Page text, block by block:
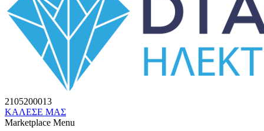
2105200013
ΚΑΛΕΣΕ ΜΑΣ
Marketplace Menu